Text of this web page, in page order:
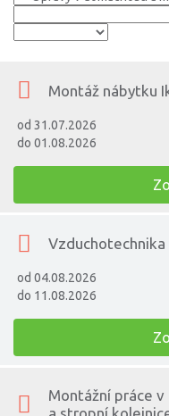
Montáž nábytku
od 31.07.2026
do 01.08.2026
Vzduchotechnika
od 04.08.2026
do 11.08.2026
Montážní práce